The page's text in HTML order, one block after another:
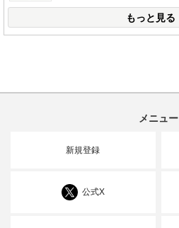
もっと見る
メニュー
新規登録
公式X